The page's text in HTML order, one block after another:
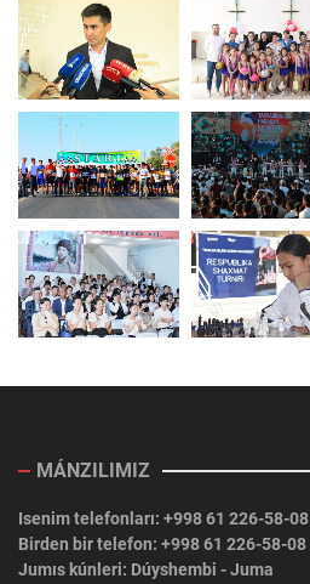
MÁNZILIMIZ
Isenim telefonları: +998 61 226-58-08
Birden bir telefon: +998 61 226-58-08
Jumıs kúnleri: Dúyshembi - Juma